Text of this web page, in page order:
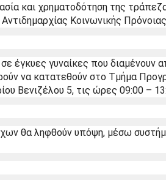
και χρηματοδότηση της
Κοινωνικής
έγκυες γυναίκες που διαμένουν
να κατατεθούν στο Τμήμα
Βενιζέλου 5, τις ώρες 09:00 –
θα ληφθούν υπόψη, μέσω